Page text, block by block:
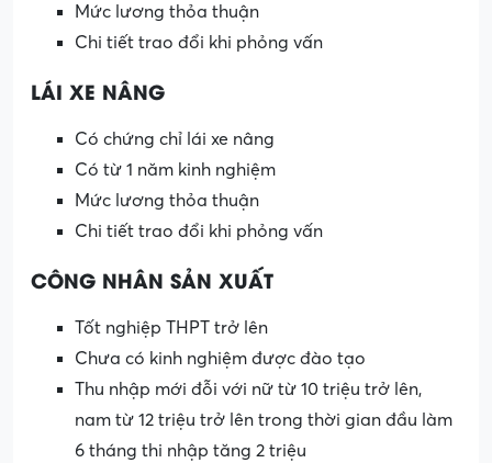
Mức lương thỏa thuận
Chi tiết trao đổi khi phỏng vấn
LÁI XE NÂNG
Có chứng chỉ lái xe nâng
Có từ 1 năm kinh nghiệm
Mức lương thỏa thuận
Chi tiết trao đổi khi phỏng vấn
CÔNG NHÂN SẢN XUẤT
Tốt nghiệp THPT trở lên
Chưa có kinh nghiệm được đào tạo
Thu nhập mới đỗi với nữ từ 10 triệu trở lên,
nam từ 12 triệu trở lên trong thời gian đầu làm
6 tháng thi nhập tăng 2 triệu